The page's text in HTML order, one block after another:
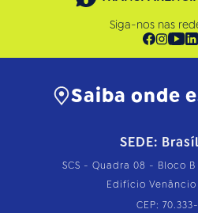
Siga-nos nas
Saiba onde
SEDE:
SCS - Quadra 08 - Bloco
Edifício
CEP: